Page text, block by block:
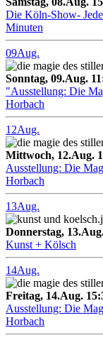
Die Köln-Show-
Minuten
09Aug.
Sonntag, 09.Aug.
"Ausstellung: Die
Horbach
12Aug.
Mittwoch, 12.Aug.
Ausstellung: Die
Horbach
13Aug.
Donnerstag,
Kunst + Kölsch
14Aug.
Freitag, 14.Aug.
Ausstellung: Die
Horbach